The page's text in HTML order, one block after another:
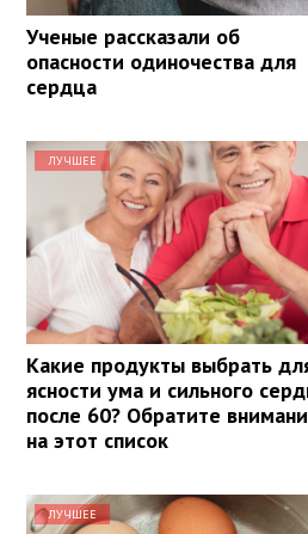
Ученые рассказали об
опасности одиночества для
сердца
ЛУЧШЕЕ
Какие продукты выбрать
ясности ума и сильного
после 60? Обратите
на этот список
ЛУЧШЕЕ